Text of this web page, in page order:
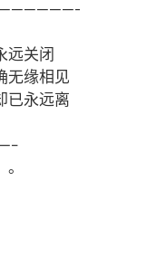
远关闭
无缘相见
已永远离